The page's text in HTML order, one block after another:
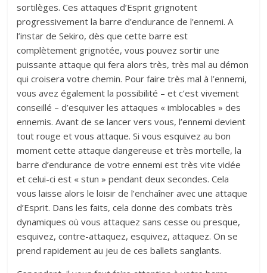
sortilèges. Ces attaques d’Esprit grignotent
progressivement la barre d’endurance de l’ennemi. A
l’instar de Sekiro, dès que cette barre est
complètement grignotée, vous pouvez sortir une
puissante attaque qui fera alors très, très mal au démon
qui croisera votre chemin. Pour faire très mal à l’ennemi,
vous avez également la possibilité – et c’est vivement
conseillé – d’esquiver les attaques « imblocables » des
ennemis. Avant de se lancer vers vous, l’ennemi devient
tout rouge et vous attaque. Si vous esquivez au bon
moment cette attaque dangereuse et très mortelle, la
barre d’endurance de votre ennemi est très vite vidée
et celui-ci est « stun » pendant deux secondes. Cela
vous laisse alors le loisir de l’enchaîner avec une attaque
d’Esprit. Dans les faits, cela donne des combats très
dynamiques où vous attaquez sans cesse ou presque,
esquivez, contre-attaquez, esquivez, attaquez. On se
prend rapidement au jeu de ces ballets sanglants.